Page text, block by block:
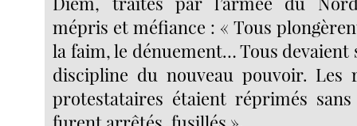
mépris et méfiance : « Tous
la faim, le dénuement… Tous devaient
discipline du nouveau pouvoir. Les
protestataires étaient réprimés